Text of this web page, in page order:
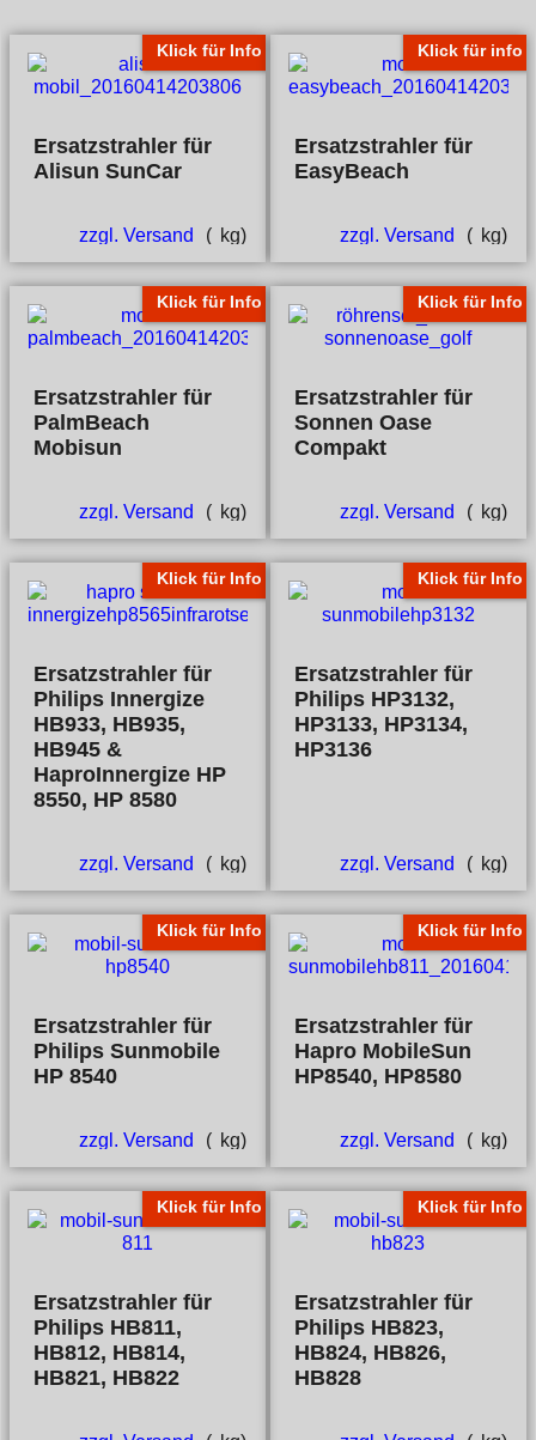
Klick für Info
Ersatzstrahler für
Alisun SunCar
zzgl. Versand kg
Klick für info
Ersatzstrahler für
EasyBeach
zzgl. Versand kg
Klick für Info
Ersatzstrahler für
PalmBeach
Mobisun
zzgl. Versand kg
Klick für Info
Ersatzstrahler für
Sonnen Oase
Compakt
zzgl. Versand kg
Klick für Info
Ersatzstrahler für
Philips Innergize
HB933, HB935,
HB945 &
HaproInnergize HP
8550, HP 8580
zzgl. Versand kg
Klick für Info
Ersatzstrahler für
Philips HP3132,
HP3133, HP3134,
HP3136
zzgl. Versand kg
Klick für Info
Ersatzstrahler für
Philips Sunmobile
HP 8540
zzgl. Versand kg
Klick für Info
Ersatzstrahler für
Hapro MobileSun
HP8540, HP8580
zzgl. Versand kg
Klick für Info
Ersatzstrahler für
Philips HB811,
HB812, HB814,
HB821, HB822
Klick für Info
Ersatzstrahler für
Philips HB823,
HB824, HB826,
HB828